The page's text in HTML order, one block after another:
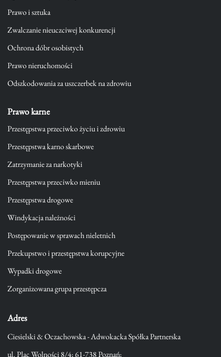
Prawo i sztuka
Zwalczanie nieuczciwej konkurencji
Ochrona dóbr osobistych
Prawo nieruchomości
Odszkodowania za uszczerbek na zdrowiu
Prawo karne
Przestępstwa przeciwko życiu i zdrowiu
Przestępstwa karno skarbowe
Zatrzymanie za narkotyki
Przestępstwa przeciwko mieniu
Przestępstwa drogowe
Windykacja należności
Postępowanie w sprawach nieletnich
Przekupstwo i przestępstwa korupcyjne
Wypadki drogowe
Zorganizowana grupa przestępcza
Adres
Ciesielski & Oczachowska - Adwokacka Spółka Partnerska
ul. Plac Wolności 8/4; 61-738 Poznań;